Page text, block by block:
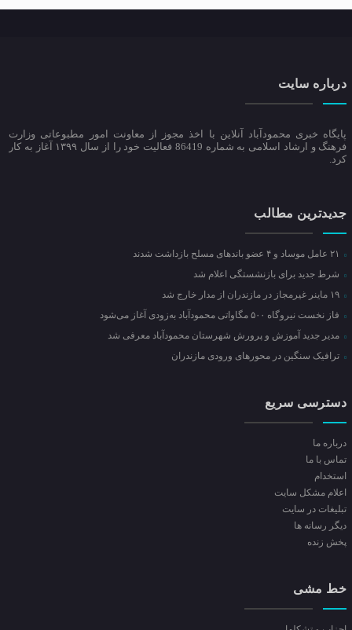
درباره سایت
پایگاه خبری محمودآباد آنلاین با اخذ مجوز از معاونت امور مطبوعاتی وزارت
فرهنگ و ارشاد اسلامی به شماره 86419 فعالیت خود را از سال ۱۳۹۹ آغاز به کار
کرد.
جدیدترین مطالب
شرط جدید برای بازنشستگی اعلام شد
فاز نخست نیروگاه ۵۰۰ مگاواتی محمودآباد به‌زودی آغاز می‌شود
مدیر جدید آموزش و پرورش شهرستان محمودآباد معرفی شد
ترافیک سنگین در محور‌های ورودی مازندران
دسترسی سریع
درباره ما
تماس با ما
استخدام
اعلام مشکل سایت
تبلیغات در سایت
ديگر رسانه ها
پخش زنده
خط مشی